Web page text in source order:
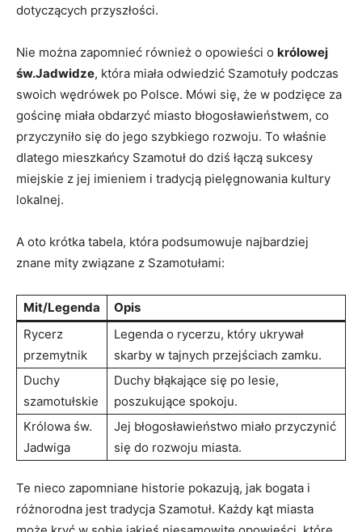
dotyczących przyszłości.
Nie można zapomnieć również o opowieści o królowej
św.Jadwidze, która miała odwiedzić Szamotuły podczas
swoich wędrówek po Polsce. Mówi się, że w podzięce za
gościnę miała obdarzyć miasto błogosławieństwem, co
przyczyniło się do jego szybkiego rozwoju. To właśnie
dlatego mieszkańcy Szamotuł do dziś łączą sukcesy
miejskie z jej imieniem i tradycją pielęgnowania kultury
lokalnej.
A oto krótka tabela, która podsumowuje najbardziej
znane mity związane z Szamotułami:
Mit/Legenda
Opis
Rycerz
przemytnik
Legenda o rycerzu, który ukrywał
skarby w tajnych przejściach zamku.
Duchy
szamotułskie
Duchy błąkające się po lesie,
poszukujące spokoju.
Królowa św.
Jadwiga
Jej błogosławieństwo miało przyczynić
się do rozwoju miasta.
Te nieco zapomniane historie pokazują, jak bogata i
różnorodna jest tradycja Szamotuł. Każdy kąt miasta